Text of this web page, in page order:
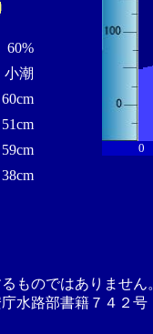
60%
小潮
60cm
51cm
59cm
38cm
0
ものではありませ
水路部書籍７４２